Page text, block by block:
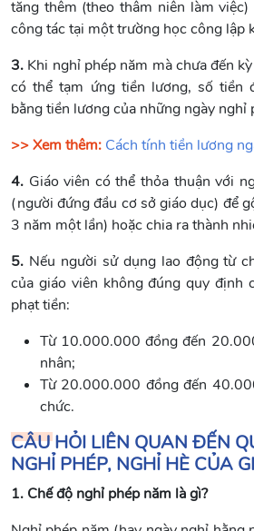
tăng thêm (theo thâm niên làm
công tác tại một trường học công lập
3. Khi nghỉ phép năm mà chưa đến
có thể tạm ứng tiền lương, số tiền
bằng tiền lương của những ngày nghỉ
>> Xem thêm: Cách tính tiền lương
4. Giáo viên có thể thỏa thuận với
(người đứng đầu cơ sở giáo dục) để
3 năm một lần) hoặc chia ra thành
5. Nếu người sử dụng lao động từ
của giáo viên không đúng quy định
phạt tiền:
Từ 10.000.000 đồng đến
nhân;
Từ 20.000.000 đồng đến
chức.
CÂU HỎI LIÊN QUAN ĐẾN
NGHỈ PHÉP, NGHỈ HÈ CỦA
1. Chế độ nghỉ phép năm là gì?